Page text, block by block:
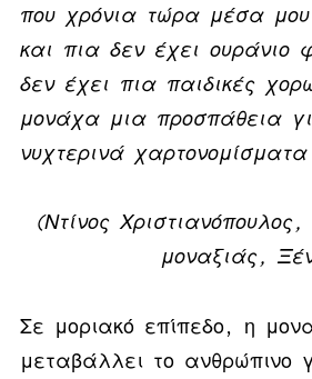
που χρόνια τώρα μέσα
και πια δεν έχει ουράνιο
δεν έχει πια παιδικές
μονάχα μια προσπάθεια
νυχτερινά
(Ντίνος
μοναξιάς,
Σε μοριακό επίπεδο, η
μεταβάλλει το ανθρώπινο